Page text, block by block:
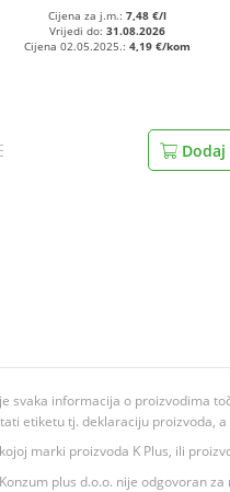
Cijena za j.m.:7,48 €/l
Vrijedi do:31.08.2026
Cijena 02.05.2025.:4,19 €/kom
Dodaj
svaka informacija o proizvodima
etiketu tj. deklaraciju proizvoda,
marki proizvoda K Plus, ili
plus d.o.o. nije odgovoran